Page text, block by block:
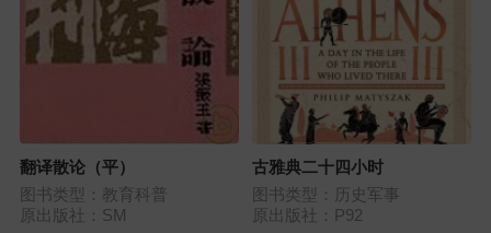
翻译散论（平）
图书类型：教育科普
原出版社：SM
古雅典二十四小时
图书类型：历史军事
原出版社：P92